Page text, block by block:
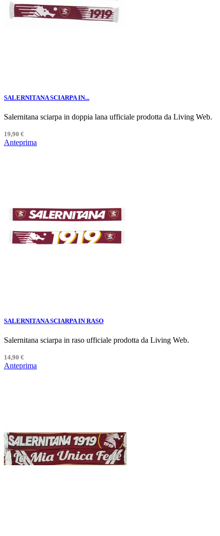
SALERNITANA SCIARPA IN...
Salernitana sciarpa in doppia lana ufficiale prodotta da Living Web.
19,90 €
Anteprima
SALERNITANA SCIARPA IN RASO
Salernitana sciarpa in raso ufficiale prodotta da Living Web.
14,90 €
Anteprima